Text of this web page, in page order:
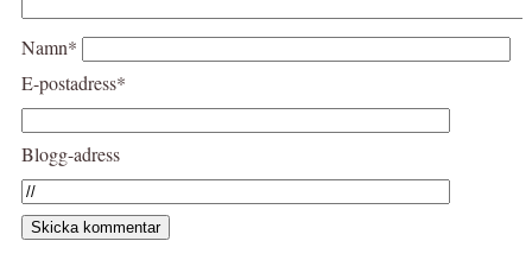
Namn*
E-postadress*
Blogg-adress